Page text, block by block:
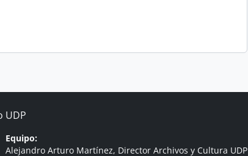
Equipo:
Alejandro Arturo Martínez, Director Archivos y Cultura UDP